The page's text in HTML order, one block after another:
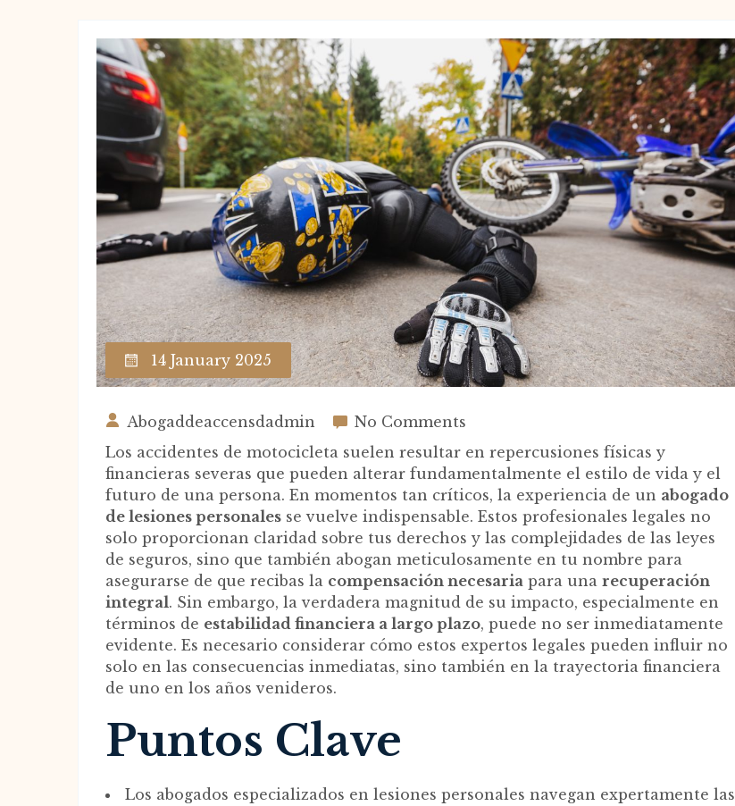
14 January 2025
Abogaddeaccensdadmin
No Comments
Los accidentes de motocicleta suelen resultar en repercusiones físicas y
financieras severas que pueden alterar fundamentalmente el estilo de vida y el
futuro de una persona. En momentos tan críticos, la experiencia de un abogado
de lesiones personales se vuelve indispensable. Estos profesionales legales no
solo proporcionan claridad sobre tus derechos y las complejidades de las leyes
de seguros, sino que también abogan meticulosamente en tu nombre para
asegurarse de que recibas la compensación necesaria para una recuperación
integral. Sin embargo, la verdadera magnitud de su impacto, especialmente en
términos de estabilidad financiera a largo plazo, puede no ser inmediatamente
evidente. Es necesario considerar cómo estos expertos legales pueden influir no
solo en las consecuencias inmediatas, sino también en la trayectoria financiera
de uno en los años venideros.
Puntos Clave
Los abogados especializados en lesiones personales navegan expertamente las